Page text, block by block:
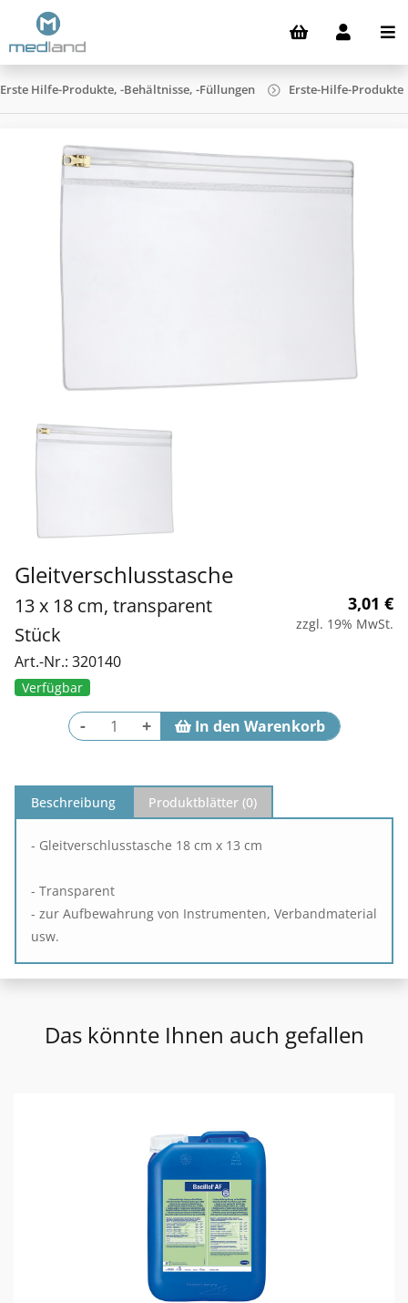
Erste Hilfe-Produkte, -Behältnisse, -Füllungen Erste-Hilfe-Produkte
Gleitverschlusstasche
13 x 18 cm, transparent
Stück
Art.-Nr.: 320140
Verfügbar
3,01 €
zzgl. 19% MwSt.
- +
Beschreibung Produktblätter (0)
- Gleitverschlusstasche 18 cm x 13 cm
- Transparent
- zur Aufbewahrung von Instrumenten, Verbandmaterial
usw.
Das könnte Ihnen auch gefallen